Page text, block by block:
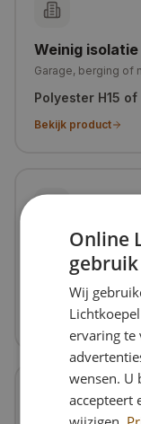
Weinig
Garage, berging of
Polyester H15 of
Bekijk product
Standaard
Goed geïsoleerde
Polyester E30/
Bekijk product
Online
Wij
ervaring te
wensen. U
accepteert